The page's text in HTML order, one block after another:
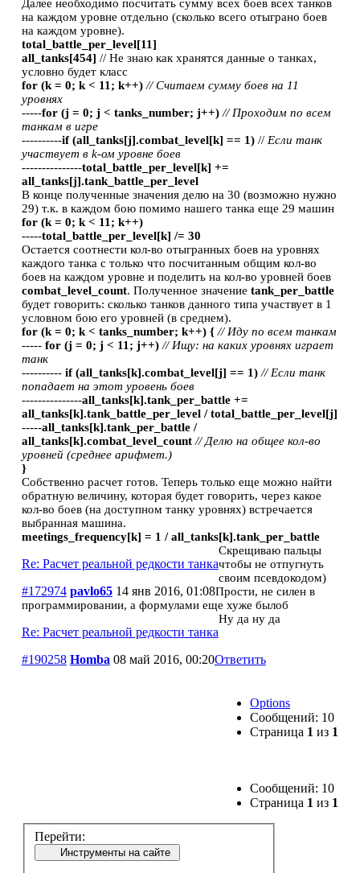
Далее необходимо посчитать сумму всех боев всех танков
на каждом уровне отдельно (сколько всего отыграно боев
на каждом уровне).
total_battle_per_level[11]
all_tanks[454] // Не знаю как хранятся данные о танках,
условно будет класс
for (k = 0; k < 11; k++) // Считаем сумму боев на 11
уровнях
-----for (j = 0; j < tanks_number; j++) // Проходим по всем
танкам в игре
----------if (all_tanks[j].combat_level[k] == 1)// Если танк
участвует в k-ом уровне боев
---------------total_battle_per_level[k] +=
all_tanks[j].tank_battle_per_level
В конце полученные значения делю на 30 (возможно нужно
29) т.к. в каждом бою помимо нашего танка еще 29 машин
for (k = 0; k < 11; k++)
-----total_battle_per_level[k] /= 30
Остается соотнести кол-во отыгранных боев на уровнях
каждого танка с только что посчитанным общим кол-во
боев на каждом уровне и поделить на кол-во уровней боев
combat_level_count. Полученное значение tank_per_battle
будет говорить: сколько танков данного типа участвует в 1
условном бою его уровней (в среднем).
for (k = 0; k < tanks_number; k++) { // Иду по всем танкам
-----for (j = 0; j < 11; j++) // Ищу: на каких уровнях играет
танк
----------if (all_tanks[k].combat_level[j] == 1) // Если танк
попадает на этот уровень боев
---------------all_tanks[k].tank_per_battle +=
all_tanks[k].tank_battle_per_level / total_battle_per_level[j]
-----all_tanks[k].tank_per_battle /
all_tanks[k].combat_level_count // Делю на общее кол-во
уровней (среднее арифмет.)
}
Собственно расчет готов. Теперь только еще можно найти
обратную величину, которая будет говорить, через какое
кол-во боев (на доступном танку уровнях) встречается
выбранная машина.
meetings_frequency[k] = 1 / all_tanks[k].tank_per_battle
Re: Расчет реальной редкости танка
#172974 pavlo65 14 янв 2016, 01:08
Скрещиваю пальцы
чтобы не отпугнуть
своим псевдокодом)
Прости, не силен в
программировании, а формулами еще хуже былоб
Re: Расчет реальной редкости танка
#190258 Homba 08 май 2016, 00:20
Ну да ну да
Ответить
Options
Сообщений: 10
Страница 1 из 1
Сообщений: 10
Страница 1 из 1
Перейти:
Инструменты на сайте